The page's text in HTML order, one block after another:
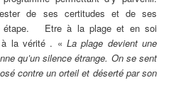
de ses certitudes et de ses
étape. Etre à la plage et en soi
à la vérité . « La plage devient une
qu’un silence étrange. On se sent
contre un orteil et déserté par son